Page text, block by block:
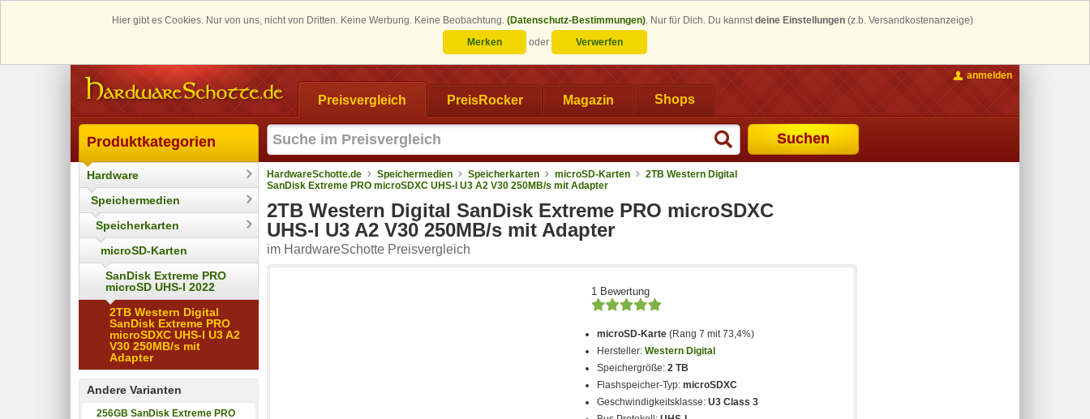
Hier gibt es Cookies. Nur von uns, nicht von Dritten. Keine Werbung. Keine Beobachtung. (Datenschutz-Bestimmungen). Nur für Dich. Du kannstdeine Einstellungen (z.b. Versandkostenanzeige)
Merken
oder Verwerfen
Preisvergleich PreisRocker Magazin Shops
Suchen
anmelden
Produktkategorien
Hardware
Speichermedien
Speicherkarten
microSD-Karten
SanDisk Extreme PRO
microSD UHS-I 2022
2TB Western Digital
SanDisk Extreme PRO
microSDXC UHS-I U3 A2
V30 250MB/s mit
Adapter
Andere Varianten
256GB SanDisk Extreme PRO
HardwareSchotte.de Speichermedien Speicherkarten microSD-Karten
2TB Western Digital
SanDisk Extreme PRO microSDXC UHS-I U3 A2 V30 250MB/s mit Adapter
2TB Western Digital SanDisk Extreme PRO microSDXC
UHS-I U3 A2 V30 250MB/s mit Adapter
im HardwareSchotte Preisvergleich
1 Bewertung
microSD-Karte (Rang 7 mit 73,4%)
Hersteller:Western Digital
Speichergröße:2 TB
Flashspeicher-Typ:microSDXC
Geschwindigkeitsklasse:U3 Class 3